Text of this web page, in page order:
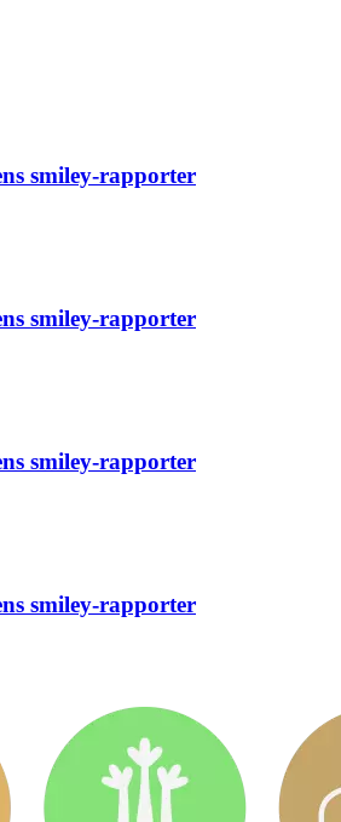
smiley-rapporter
smiley-rapporter
smiley-rapporter
smiley-rapporter